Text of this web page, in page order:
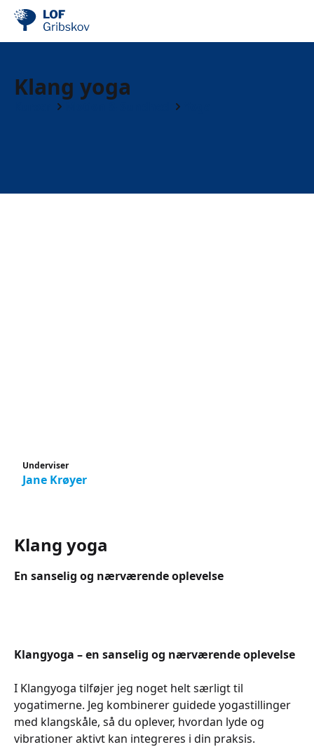
Klang yoga
Underviser
Jane Krøyer
Klang yoga
En sanselig og nærværende oplevelse
Klangyoga – en sanselig og nærværende oplevelse
I Klangyoga tilføjer jeg noget helt særligt til
yogatimerne. Jeg kombinerer guidede yogastillinger
med klangskåle, så du oplever, hvordan lyde og
vibrationer aktivt kan integreres i din praksis.